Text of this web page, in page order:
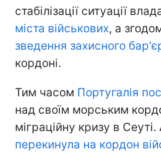
стабілізації ситуації
міста військових, а
зведення захисного
кордоні.
Тим часом Португалія
над своїм морським
міграційну кризу в Сеуті.
перекинула на кордон